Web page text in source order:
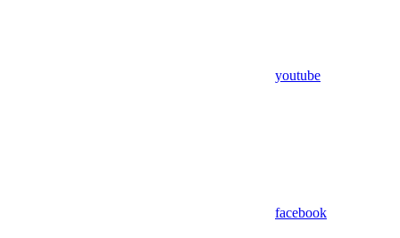
youtube
facebook